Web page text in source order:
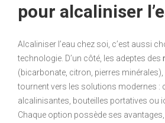
pour alcaliniser
Alcaliniser l’eau chez soi, c’est aussi
technologie. D’un côté, les adeptes des
(bicarbonate, citron, pierres minérales),
tournent vers les solutions modernes :
alcalinisantes, bouteilles portatives ou
Chaque option possède ses